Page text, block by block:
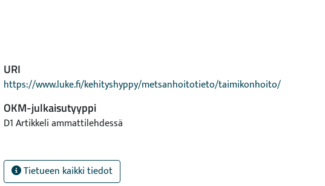
URI
https://www.luke.fi/kehityshyppy/metsanhoitotieto/taimikonhoito/
OKM-julkaisutyyppi
D1 Artikkeli ammattilehdessä
Tietueen kaikki tiedot